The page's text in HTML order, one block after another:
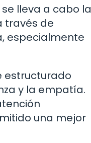
lleva a cabo la
través de
especialmente
estructurado
y la empatía.
una mejor